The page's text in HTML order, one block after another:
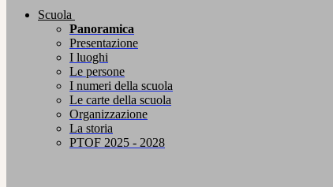
Scuola
Panoramica
Presentazione
I luoghi
Le persone
I numeri della scuola
Le carte della scuola
Organizzazione
La storia
PTOF 2025 - 2028